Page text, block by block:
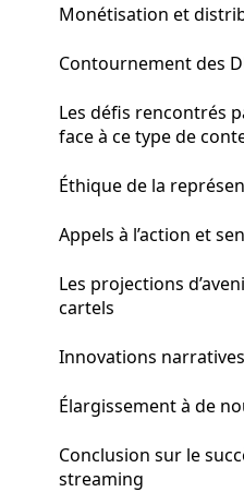
Monétisation et
Contournement des
Les défis rencontrés
face à ce type de
Éthique de la
Appels à l’action et
Les projections
cartels
Innovations narratives
Élargissement à de
Conclusion sur le
streaming